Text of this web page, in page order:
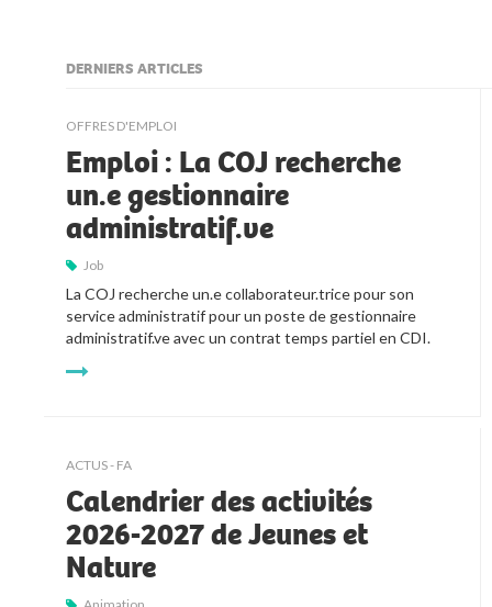
DERNIERS ARTICLES
OFFRES D'EMPLOI
Emploi : La COJ recherche
un.e gestionnaire
administratif.ve
Job
La COJ recherche un.e collaborateur.trice pour son
service administratif pour un poste de gestionnaire
administratif.ve avec un contrat temps partiel en CDI.
ACTUS - FA
Calendrier des activités
2026-2027 de Jeunes et
Nature